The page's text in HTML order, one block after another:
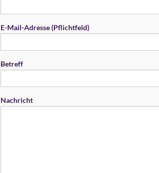
E-Mail-Adresse (Pflichtfeld)
Betreff
Nachricht